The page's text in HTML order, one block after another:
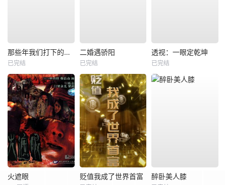
那些年我们打下的江山
已完结
二婚遇骄阳
已完结
透视：一眼定乾坤
已完结
火遮眼 贬值我成了世界首富 醉卧美人膝